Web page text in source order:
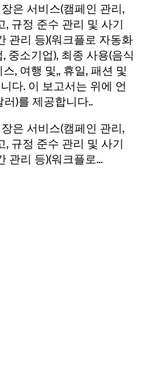
은 서비스(캠페인 관리,
, 규정 준수 관리 및 사기
관리 등)(워크플로 자동화
중소기업), 최종 사용(음식
, 여행 및,, 휴일, 패션 및
다. 이 보고서는 위에 언
)를 제공합니다..
은 서비스(캠페인 관리,
, 규정 준수 관리 및 사기
관리 등)(워크플로...